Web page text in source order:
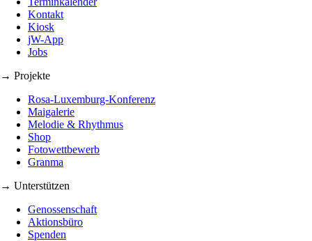
Kontakt
Kiosk
jW-App
Jobs
→ Projekte
Rosa-Luxemburg-Konferenz
Maigalerie
Melodie & Rhythmus
Shop
Fotowettbewerb
Granma
→ Unterstützen
Genossenschaft
Aktionsbüro
Spenden